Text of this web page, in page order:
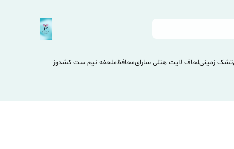
تشک زمینیلحاف لایت هتلی سارایمحافظملحفه نیم ست کشدوز